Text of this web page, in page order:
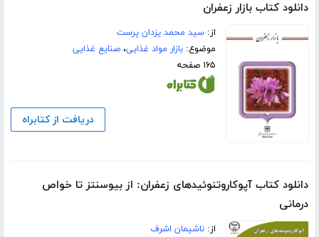
دانلود کتاب بازار زعفران
از:سید محمد یزدان پرست
موضوع:بازار مواد غذایی،صنایع غذایی
۱۶۵ صفحه
دریافت از کتابراه
دانلود کتاب آپوکاروتنوئیدهای زعفران: از بیوسنتز تا خواص
درمانی
از:ناشیمان اشرف